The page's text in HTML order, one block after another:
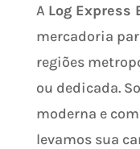
A Log Express
mercadoria
regiões
ou dedicada.
moderna e
levamos sua